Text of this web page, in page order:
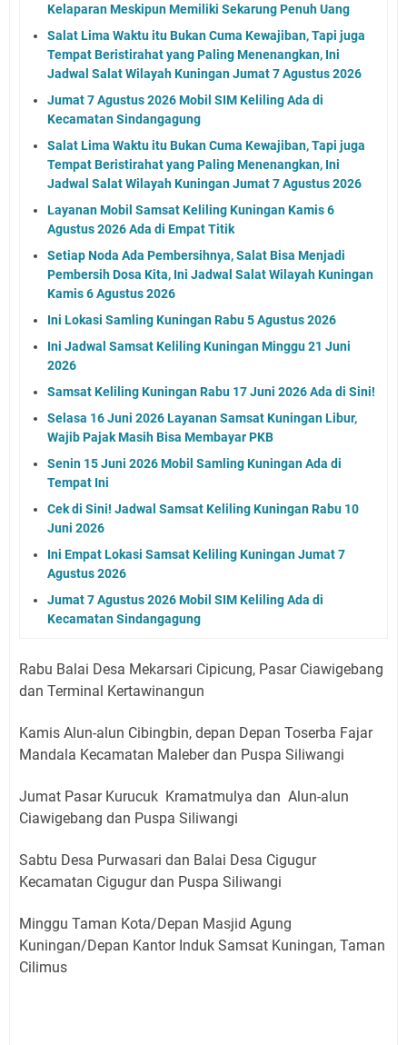
Kelaparan Meskipun Memiliki Sekarung Penuh Uang
Salat Lima Waktu itu Bukan Cuma Kewajiban, Tapi juga
Tempat Beristirahat yang Paling Menenangkan, Ini
Jadwal Salat Wilayah Kuningan Jumat 7 Agustus 2026
Jumat 7 Agustus 2026 Mobil SIM Keliling Ada di
Kecamatan Sindangagung
Salat Lima Waktu itu Bukan Cuma Kewajiban, Tapi juga
Tempat Beristirahat yang Paling Menenangkan, Ini
Jadwal Salat Wilayah Kuningan Jumat 7 Agustus 2026
Layanan Mobil Samsat Keliling Kuningan Kamis 6
Agustus 2026 Ada di Empat Titik
Setiap Noda Ada Pembersihnya, Salat Bisa Menjadi
Pembersih Dosa Kita, Ini Jadwal Salat Wilayah Kuningan
Kamis 6 Agustus 2026
Ini Lokasi Samling Kuningan Rabu 5 Agustus 2026
Ini Jadwal Samsat Keliling Kuningan Minggu 21 Juni
2026
Samsat Keliling Kuningan Rabu 17 Juni 2026 Ada di Sini!
Selasa 16 Juni 2026 Layanan Samsat Kuningan Libur,
Wajib Pajak Masih Bisa Membayar PKB
Senin 15 Juni 2026 Mobil Samling Kuningan Ada di
Tempat Ini
Cek di Sini! Jadwal Samsat Keliling Kuningan Rabu 10
Juni 2026
Ini Empat Lokasi Samsat Keliling Kuningan Jumat 7
Agustus 2026
Jumat 7 Agustus 2026 Mobil SIM Keliling Ada di
Kecamatan Sindangagung
Rabu Balai Desa Mekarsari Cipicung, Pasar Ciawigebang
dan Terminal Kertawinangun
Kamis Alun-alun Cibingbin, depan Depan Toserba Fajar
Mandala Kecamatan Maleber dan Puspa Siliwangi
Jumat Pasar Kurucuk Kramatmulya dan Alun-alun
Ciawigebang dan Puspa Siliwangi
Sabtu Desa Purwasari dan Balai Desa Cigugur
Kecamatan Cigugur dan Puspa Siliwangi
Minggu Taman Kota/Depan Masjid Agung
Kuningan/Depan Kantor Induk Samsat Kuningan, Taman
Cilimus